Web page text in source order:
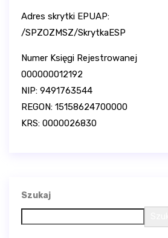
Adres skrytki EPUAP:
/SPZOZMSZ/SkrytkaESP
Numer Księgi Rejestrowanej
000000012192
NIP: 9491763544
REGON: 15158624700000
KRS: 0000026830
Szukaj